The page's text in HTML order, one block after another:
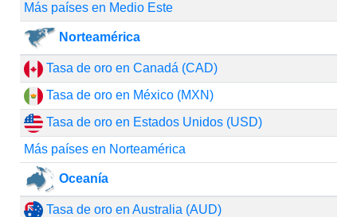
Más países en Medio Este
Norteamérica
Tasa de oro en Canadá (CAD)
Tasa de oro en México (MXN)
Tasa de oro en Estados Unidos (USD)
Más países en Norteamérica
Oceanía
Tasa de oro en Australia (AUD)